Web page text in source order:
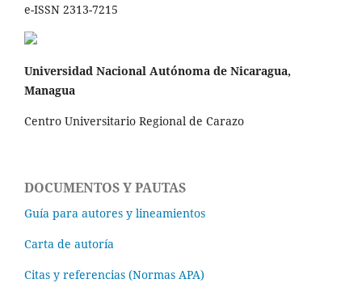
e-ISSN 2313-7215
Universidad Nacional Autónoma de Nicaragua,
Managua
Centro Universitario Regional de Carazo
DOCUMENTOS Y PAUTAS
Guía para autores y lineamientos
Carta de autoría
Citas y referencias (Normas APA)